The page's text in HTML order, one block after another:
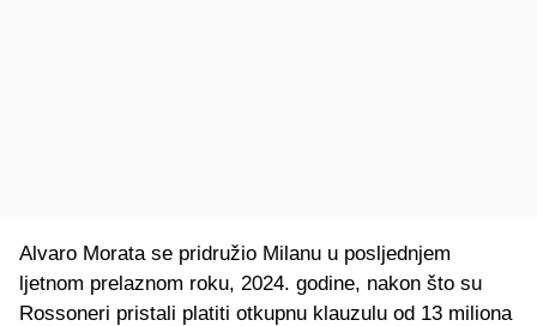
Alvaro Morata se pridružio Milanu u posljednjem
ljetnom prelaznom roku, 2024. godine, nakon što su
Rossoneri pristali platiti otkupnu klauzulu od 13 miliona